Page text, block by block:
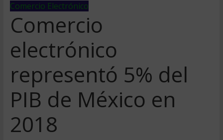
Comercio Electrónico
Comercio
electrónico
representó 5% del
PIB de México en
2018